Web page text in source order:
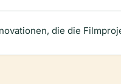
die die